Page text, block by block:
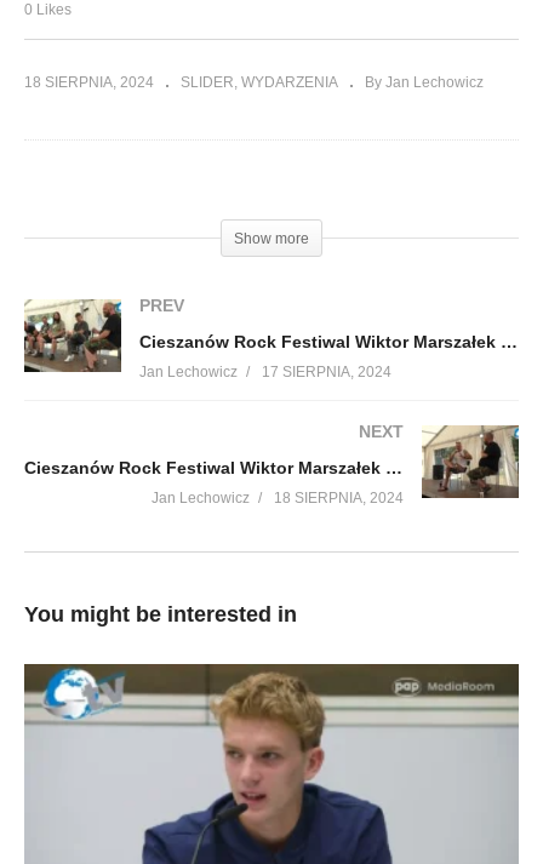
0 Likes
18 SIERPNIA, 2024 SLIDER WYDARZENIA By Jan Lechowicz
Show more
PREV
Cieszanów Rock Festiwal Wiktor Marszałek pyta Koniec Listopada odpowiada
Jan Lechowicz 17 SIERPNIA, 2024
NEXT
Cieszanów Rock Festiwal Wiktor Marszałek pyta Jarek Ważny odpowiada
Jan Lechowicz 18 SIERPNIA, 2024
You might be interested in